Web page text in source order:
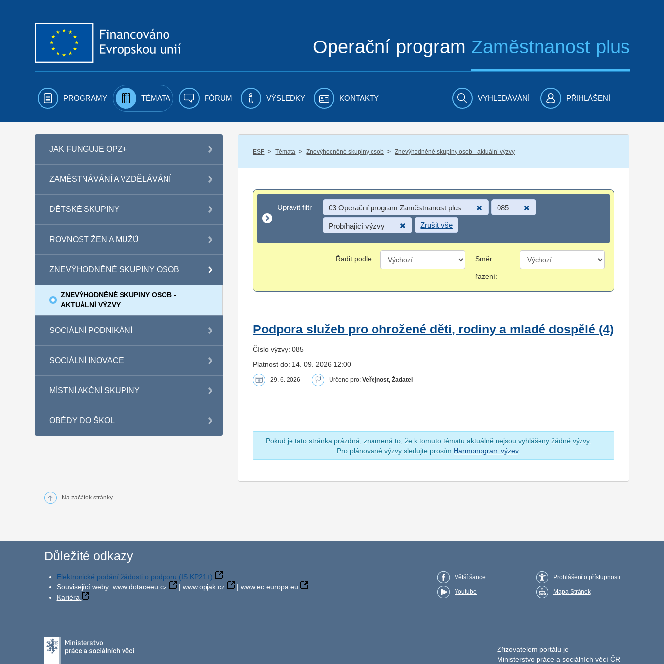
Operační program Zaměstnanost plus
PROGRAMY TÉMATA FÓRUM VÝSLEDKY KONTAKTY VYHLEDÁVÁNÍ PŘIHLÁŠENÍ
JAK FUNGUJE OPZ+
ZAMĚSTNÁVÁNÍ A VZDĚLÁVÁNÍ
DĚTSKÉ SKUPINY
ROVNOST ŽEN A MUŽŮ
ZNEVÝHODNĚNÉ SKUPINY OSOB
ZNEVÝHODNĚNÉ SKUPINY OSOB -
AKTUÁLNÍ VÝZVY
SOCIÁLNÍ PODNIKÁNÍ
SOCIÁLNÍ INOVACE
MÍSTNÍ AKČNÍ SKUPINY
OBĚDY DO ŠKOL
ESF / Témata / Znevýhodněné skupiny osob / Znevýhodněné skupiny osob - aktuální výzvy
Upravit filtr
Upravit filtr 03 Operační program Zaměstnanost plus 085
Probíhající výzvy Zrušit vše
Řadit podle: Směr
řazení:
Podpora služeb pro ohrožené děti, rodiny a mladé dospělé (4)
Číslo výzvy: 085
Platnost do: 14. 09. 2026 12:00
29. 6. 2026 Určeno pro:Veřejnost, Žadatel
Pokud je tato stránka prázdná, znamená to, že k tomuto tématu aktuálně nejsou vyhlášeny žádné výzvy.
Pro plánované výzvy sledujte prosím Harmonogram výzev.
Na začátek stránky
Důležité odkazy
Elektronické podání žádosti o podporu (IS KP21+)
Související weby: www.dotaceeu.cz | www.opjak.cz | www.ec.europa.eu
Kariéra
Větší šance
Youtube
Prohlášení o přístupnosti
Mapa Stránek
Zřizovatelem portálu je
Ministerstvo práce a sociálních věcí ČR